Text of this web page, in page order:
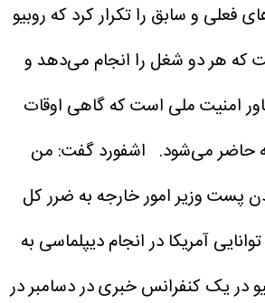
فعلی و سابق را تکرار کرد که روبیو
که هر دو شغل را انجام می‌دهد و
امنیت ملی است که گاهی اوقات
حاضر می‌شود. اشفورد گفت: من
پست وزیر امور خارجه به ضرر کل
آمریکا در انجام دیپلماسی به
در یک کنفرانس خبری در دسامبر در